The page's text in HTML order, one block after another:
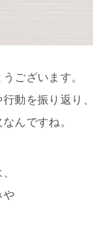
ございます。
動を振り返り
んですね。
や